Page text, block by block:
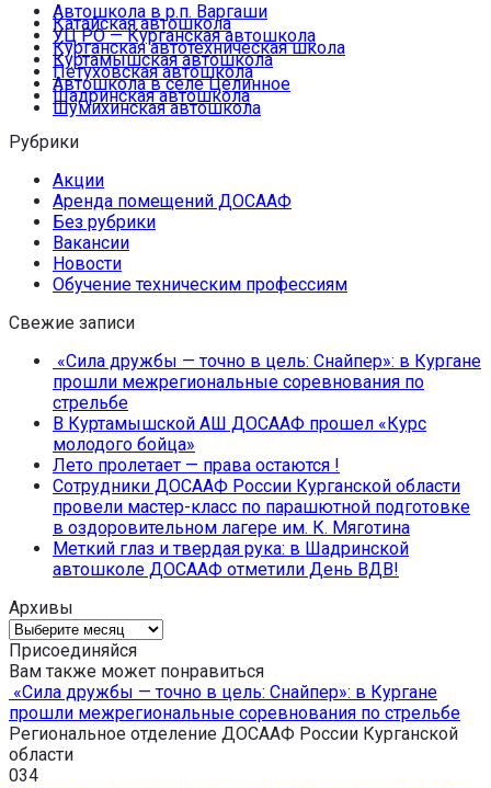
Автошкола в р.п. Варгаши
Катайская автошкола
УЦ РО — Курганская автошкола
Курганская автотехническая школа
Куртамышская автошкола
Петуховская автошкола
Автошкола в селе Целинное
Шадринская автошкола
Шумихинская автошкола
Рубрики
Акции
Аренда помещений ДОСААФ
Без рубрики
Вакансии
Новости
Обучение техническим профессиям
Свежие записи
«Сила дружбы — точно в цель: Снайпер»: в Кургане
прошли межрегиональные соревнования по
стрельбе
В Куртамышской АШ ДОСААФ прошел «Курс
молодого бойца»
Лето пролетает — права остаются !
Сотрудники ДОСААФ России Курганской области
провели мастер-класс по парашютной подготовке
в оздоровительном лагере им. К. Мяготина
Меткий глаз и твердая рука: в Шадринской
автошколе ДОСААФ отметили День ВДВ!
Архивы
Архивы
Присоединяйся
Вам также может понравиться
«Сила дружбы — точно в цель: Снайпер»: в Кургане
прошли межрегиональные соревнования по стрельбе
Региональное отделение ДОСААФ России Курганской
области
034